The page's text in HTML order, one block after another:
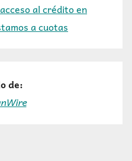
al crédito en
a cuotas
de: